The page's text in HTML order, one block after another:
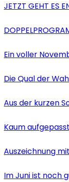
JETZT GEHT ES
Ein voller
Die Qual der
Aus der kurzen
Kaum
Auszeichnung
Im Juni ist noch